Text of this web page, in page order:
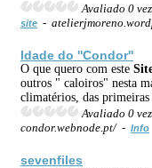
Avaliado 0
site -
Idade do ''Condor''
O que quero com este
outros " caloiros" nesta
climatérios, das
Avaliado 0
condor.webnode.pt/ - Info
sevenfiles